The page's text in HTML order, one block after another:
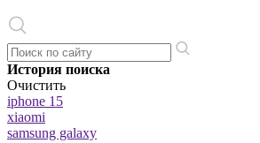
История поиска
Очистить
iphone 15
xiaomi
samsung galaxy